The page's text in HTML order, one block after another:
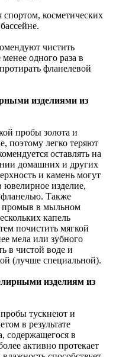
косметических
чистить
одного раза в
фланелевой
изделиями из
пробы золота и
поэтому легко теряют
оставлять на
домашних и других
и камень могут
изделие,
Также
промыв в мыльном
капель
почистить мягкой
мела или зубного
в чистой воде и
(лучше специальной).
изделиям из
тускнеют и
в результате
содержащегося в
активно протекает